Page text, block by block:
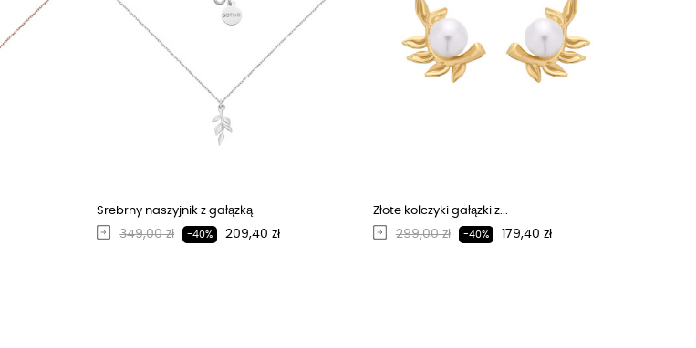
Srebrny naszyjnik z gałązką
Regularna cena
349,00 zł -40% Cena
209,40 zł
Złote kolczyki gałązki z...
Regularna cena
299,00 zł -40% Cena
179,40 zł